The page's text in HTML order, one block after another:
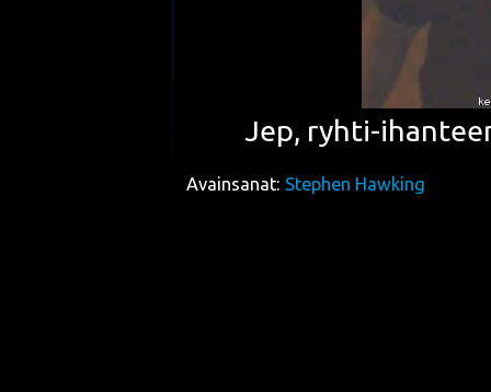
Jep, ryh­ti-
Avainsanat: Stephen Hawking